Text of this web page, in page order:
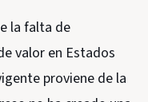
la falta de
valor en Estados
proviene de la